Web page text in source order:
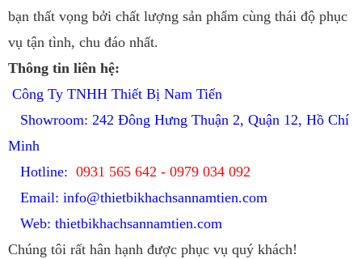
bạn thất vọng bởi chất lượng sản phẩm cùng thái độ phục
vụ tận tình, chu đáo nhất.
Thông tin liên hệ:
Công Ty TNHH Thiết Bị Nam Tiến
Showroom: 242 Đông Hưng Thuận 2, Quận 12, Hồ Chí
Minh
Hotline: 0931 565 642 - 0979 034 092
Email: info@thietbikhachsannamtien.com
Web: thietbikhachsannamtien.com
Chúng tôi rất hân hạnh được phục vụ quý khách!